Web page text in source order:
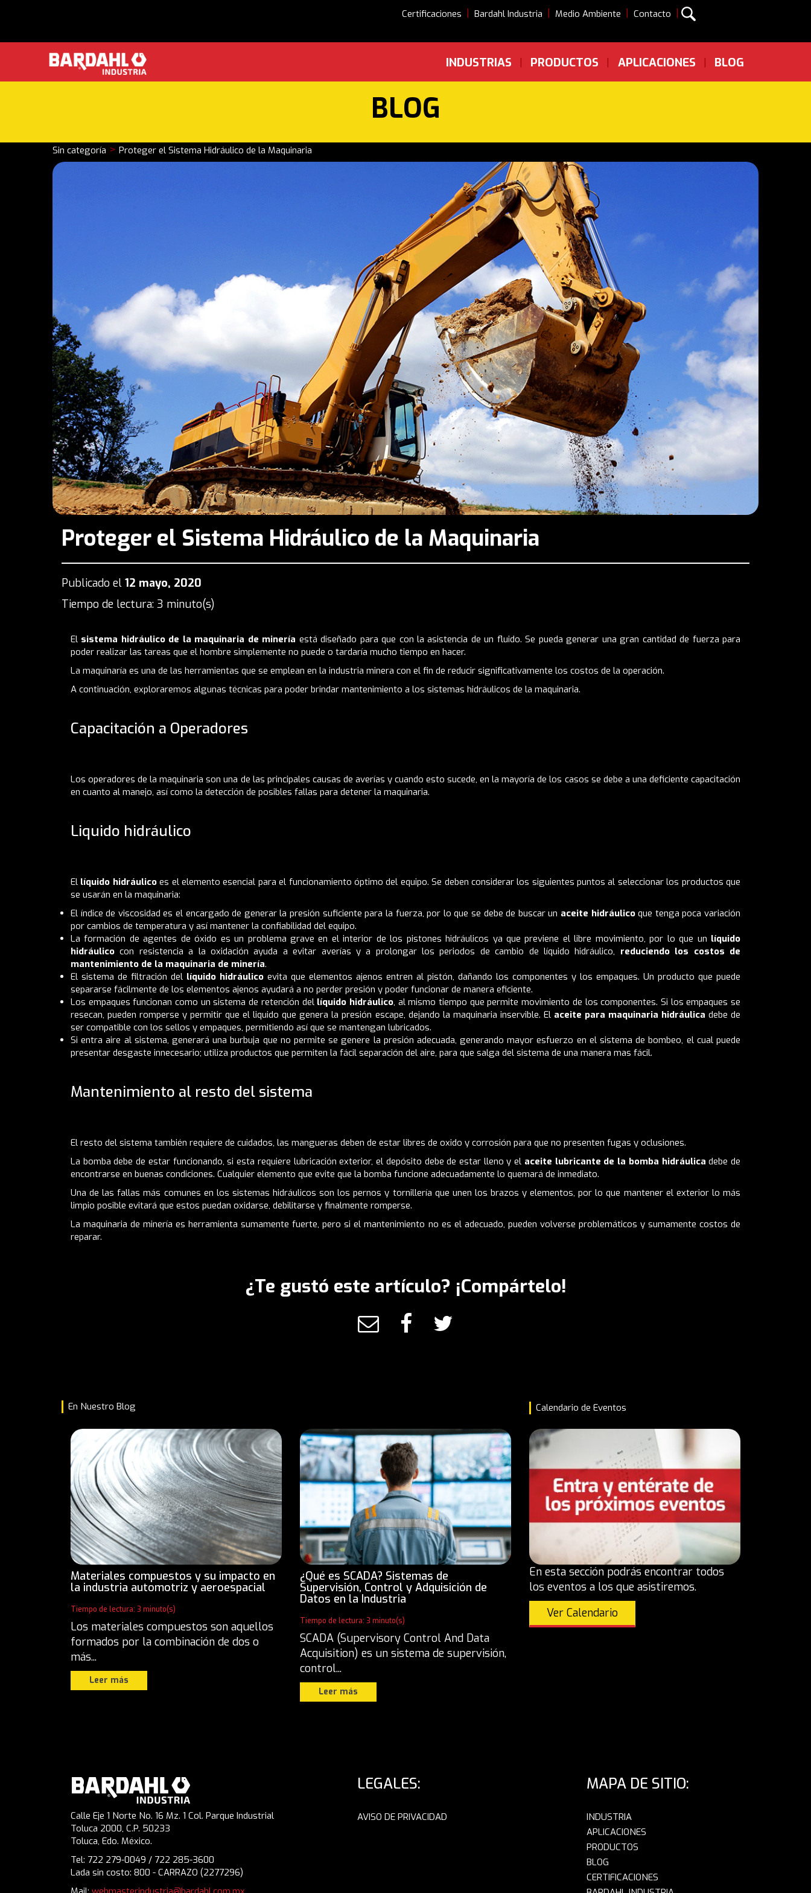
Certificaciones | Bardahl Industria | Medio Ambiente | Contacto |
INDUSTRIAS | PRODUCTOS | APLICACIONES | BLOG
BLOG
Sin categoría > Proteger el Sistema Hidráulico de la Maquinaria
Proteger el Sistema Hidráulico de la Maquinaria
Publicado el 12 mayo, 2020
Tiempo de lectura: 3 minuto(s)
El sistema hidráulico de la maquinaria de minería está diseñado para que con la asistencia de un fluido. Se pueda generar una gran cantidad de fuerza para
poder realizar las tareas que el hombre simplemente no puede o tardaría mucho tiempo en hacer.
La maquinaría es una de las herramientas que se emplean en la industria minera con el fin de reducir significativamente los costos de la operación.
A continuación, exploraremos algunas técnicas para poder brindar mantenimiento a los sistemas hidráulicos de la maquinaria.
Capacitación a Operadores
Los operadores de la maquinaria son una de las principales causas de averías y cuando esto sucede, en la mayoría de los casos se debe a una deficiente capacitación
en cuanto al manejo, así como la detección de posibles fallas para detener la maquinaria.
Liquido hidráulico
El líquido hidráulicoes el elemento esencial para el funcionamiento óptimo del equipo. Se deben considerar los siguientes puntos al seleccionar los productos que
se usarán en la maquinaria:
El índice de viscosidad es el encargado de generar la presión suficiente para la fuerza, por lo que se debe de buscar un aceite hidráulicoque tenga poca variación
por cambios de temperatura y así mantener la confiabilidad del equipo.
La formación de agentes de óxido es un problema grave en el interior de los pistones hidráulicos ya que previene el libre movimiento, por lo que un líquido
hidráulicocon resistencia a la oxidación ayuda a evitar averías y a prolongar los periodos de cambio delíquido hidráulico, reduciendo los costos de
mantenimiento de la maquinaria de minería.
El sistema de filtración del líquido hidráulico evita que elementos ajenos entren al pistón, dañando los componentes y los empaques. Un producto que puede
separarse fácilmente de los elementos ajenos ayudará a no perder presión y poder funcionar de manera eficiente.
Los empaques funcionan como un sistema de retención del líquido hidráulico, al mismo tiempo que permite movimiento de los componentes. Si los empaques se
resecan, pueden romperse y permitir que el liquido que genera la presión escape, dejando la maquinaria inservible. El aceite para maquinaria hidráulica debe de
ser compatible con los sellos y empaques, permitiendo así que se mantengan lubricados.
Si entra aire al sistema, generará una burbuja que no permite se genere la presión adecuada, generando mayor esfuerzo en el sistema de bombeo, el cual puede
presentar desgaste innecesario; utiliza productos que permiten la fácil separación del aire, para que salga del sistema de una manera mas fácil.
Mantenimiento al resto del sistema
El resto del sistema también requiere de cuidados, las mangueras deben de estar libres de oxido y corrosión para que no presenten fugas y oclusiones.
La bomba debe de estar funcionando, si esta requiere lubricación exterior, el depósito debe de estar lleno y el aceite lubricante de la bomba hidráulicadebe de
encontrarse en buenas condiciones. Cualquier elemento que evite que la bomba funcione adecuadamente lo quemará de inmediato.
Una de las fallas más comunes en los sistemas hidráulicos son los pernos y tornillería que unen los brazos y elementos, por lo que mantener el exterior lo más
limpio posible evitará que estos puedan oxidarse, debilitarse y finalmente romperse.
La maquinaria de minería es herramienta sumamente fuerte, pero si el mantenimiento no es el adecuado, pueden volverse problemáticos y sumamente costos de
reparar.
¿Te gustó este artículo? ¡Compártelo!
En Nuestro Blog
Materiales compuestos y su impacto en
la industria automotriz y aeroespacial
Tiempo de lectura: 3 minuto(s)
Los materiales compuestos son aquellos
formados por la combinación de dos o
más...
Leer más
¿Qué es SCADA? Sistemas de
Supervisión, Control y Adquisición de
Datos en la Industria
Tiempo de lectura: 3 minuto(s)
SCADA (Supervisory Control And Data
Acquisition) es un sistema de supervisión,
control...
Leer más
Calendario de Eventos
En esta sección podrás encontrar todos
los eventos a los que asistiremos.
Ver Calendario
Calle Eje 1 Norte No. 16 Mz. 1 Col. Parque Industrial
Toluca 2000, C.P. 50233
Toluca, Edo. México.
Tel: 722 279-0049 / 722 285-3600
Lada sin costo: 800 - CARRAZO (2277296)
LEGALES:
AVISO DE PRIVACIDAD
MAPA DE SITIO:
INDUSTRIA
APLICACIONES
PRODUCTOS
BLOG
CERTIFICACIONES